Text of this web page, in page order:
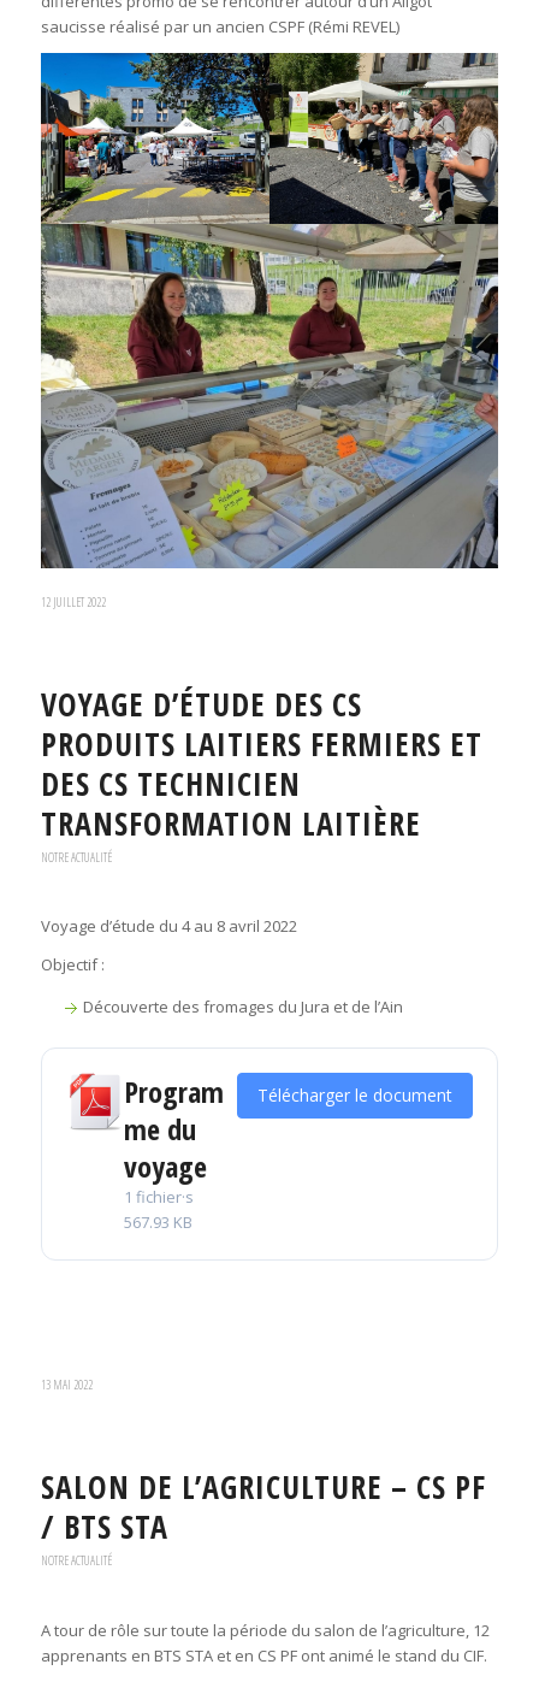
saucisse réalisé par un ancien CSPF (Rémi REVEL)
12 JUILLET 2022
VOYAGE D’ÉTUDE DES CS
PRODUITS LAITIERS FERMIERS ET
DES CS TECHNICIEN
TRANSFORMATION LAITIÈRE
NOTRE ACTUALITÉ
Voyage d’étude du 4 au 8 avril 2022
Objectif :
Découverte des fromages du Jura et de l’Ain
Program
me du
voyage
1 fichier·s
567.93 KB
Télécharger le document
13 MAI 2022
SALON DE L’AGRICULTURE – CS PF
/ BTS STA
NOTRE ACTUALITÉ
A tour de rôle sur toute la période du salon de l’agriculture, 12
apprenants en BTS STA et en CS PF ont animé le stand du CIF.